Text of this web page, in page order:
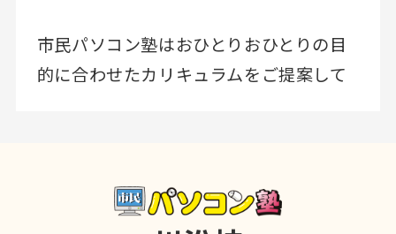
市民パソコン塾はおひとりおひとりの目
的に合わせたカリキュラムをご提案して
コース料金無し、テキストのまとめ買い
も無いので安心して通えます